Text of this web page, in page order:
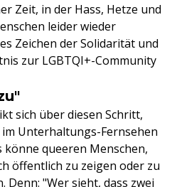
Zeit, in der Hass, Hetze und
leider wieder
Zeichen der Solidarität und
zur LGBTQI+-Community
sich über diesen Schritt,
Unterhaltungs-Fernsehen
queeren Menschen,
öffentlich zu zeigen oder zu
Denn: "Wer sieht, dass zwei